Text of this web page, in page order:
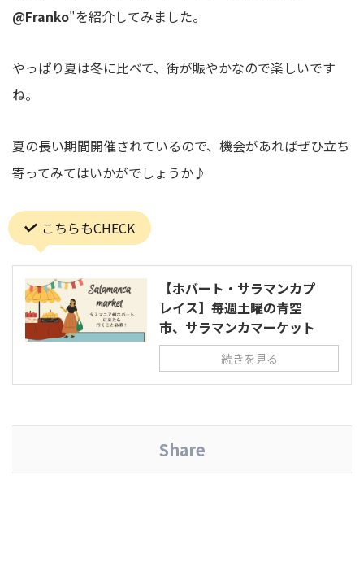
@Franko"を紹介してみました。
やっぱり夏は冬に比べて、街が賑やかなので楽しいです
ね。
夏の長い期間開催されているので、機会があればぜひ立ち
寄ってみてはいかがでしょうか♪
こちらもCHECK
【ホバート・サラマンカプ
レイス】毎週土曜の青空
市、サラマンカマーケット
続きを見る
Share